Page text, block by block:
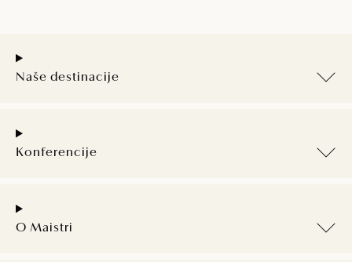
Naše destinacije
Konferencije
O Maistri